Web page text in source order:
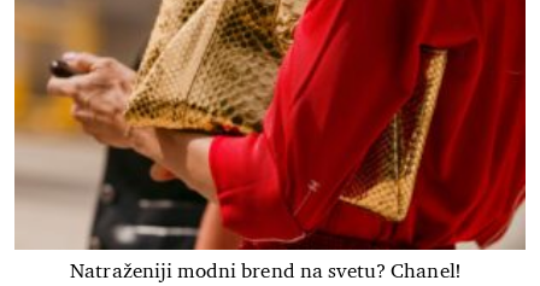
Natraženiji modni brend na svetu? Chanel!